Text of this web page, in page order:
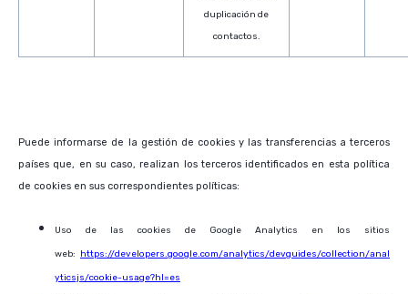
duplicación de
contactos.
Puede informarse de la gestión de cookies y las transferencias a terceros
países que, en su caso, realizan los terceros identificados en esta política
de cookies en sus correspondientes políticas:
Uso de las cookies de Google Analytics en los sitios
web: https://developers.google.com/analytics/devguides/collection/anal
yticsjs/cookie-usage?hl=es